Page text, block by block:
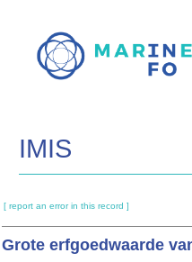
main
IMIS
[ report an error in this record ]
Grote erfgoedwaarde